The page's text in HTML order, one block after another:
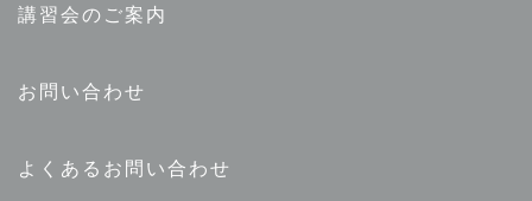
講習会のご案内
お問い合わせ
よくあるお問い合わせ